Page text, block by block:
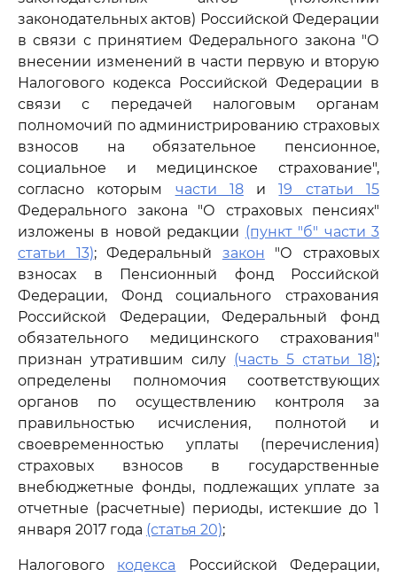
законодательных актов) Российской Федерации
в связи с принятием Федерального закона "О
внесении изменений в части первую и вторую
Налогового кодекса Российской Федерации в
связи с передачей налоговым органам
полномочий по администрированию страховых
взносов на обязательное пенсионное,
социальное и медицинское страхование",
согласно которым части 18и19 статьи 15
Федерального закона "О страховых пенсиях"
изложены в новой редакции (пункт "б" части 3
статьи 13); Федеральный закон "О страховых
взносах в Пенсионный фонд Российской
Федерации, Фонд социального страхования
Российской Федерации, Федеральный фонд
обязательного медицинского страхования"
признан утратившим силу (часть 5 статьи 18);
определены полномочия соответствующих
органов по осуществлению контроля за
правильностью исчисления, полнотой и
своевременностью уплаты (перечисления)
страховых взносов в государственные
внебюджетные фонды, подлежащих уплате за
отчетные (расчетные) периоды, истекшие до 1
января 2017 года (статья 20);
Налогового кодекса Российской Федерации,